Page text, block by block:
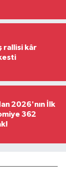
rallisi kâr
2026'nın İlk
362